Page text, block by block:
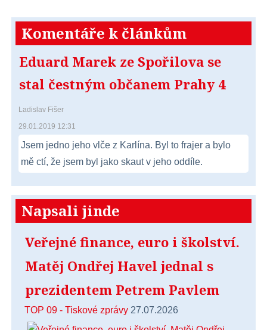
Komentáře k článkům
Eduard Marek ze Spořilova se
stal čestným občanem Prahy 4
Ladislav Fišer
29.01.2019 12:31
Jsem jedno jeho vlče z Karlína. Byl to frajer a bylo
mě ctí, že jsem byl jako skaut v jeho oddíle.
Napsali jinde
Veřejné finance, euro i školství.
Matěj Ondřej Havel jednal s
prezidentem Petrem Pavlem
TOP 09 - Tiskové zprávy 27.07.2026